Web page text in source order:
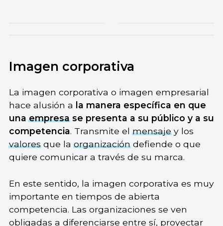
Imagen corporativa
La imagen corporativa o imagen empresarial
hace alusión a
la manera específica en que
unaempresase presenta a su público y a su
competencia. Transmite elmensajey los
valoresque laorganizacióndefiende o que
quiere comunicar a través de su marca.
En este sentido, la imagen corporativa es muy
importante en tiempos de abierta
competencia. Las organizaciones se ven
obligadas a diferenciarse entre sí, proyectar